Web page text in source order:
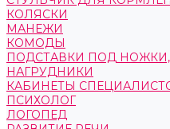
КОЛЯСКИ
МАНЕЖИ
КОМОДЫ
ПОДСТАВКИ ПОД
НАГРУДНИКИ
КАБИНЕТЫ
ПСИХОЛОГ
ЛОГОПЕД